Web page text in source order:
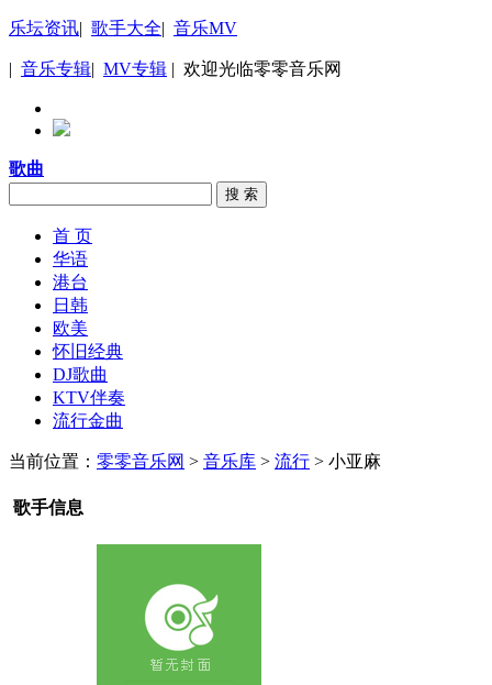
乐坛资讯| 歌手大全| 音乐MV
| 音乐专辑| MV专辑 | 欢迎光临零零音乐网
歌曲
搜 索
首 页
华语
港台
日韩
欧美
怀旧经典
DJ歌曲
KTV伴奏
流行金曲
当前位置： 零零音乐网 > 音乐库 > 流行 > 小亚麻
歌手信息